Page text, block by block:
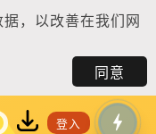
据，以改善在我们网
同意
登入